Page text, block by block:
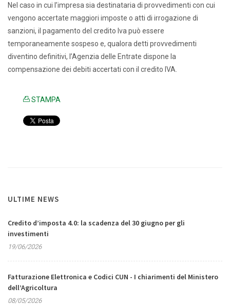
Nel caso in cui l’impresa sia destinataria di provvedimenti con cui
vengono accertate maggiori imposte o atti di irrogazione di
sanzioni, il pagamento del credito Iva può essere
temporaneamente sospeso e, qualora detti provvedimenti
diventino definitivi, l’Agenzia delle Entrate dispone la
compensazione dei debiti accertati con il credito IVA.
STAMPA
ULTIME NEWS
Credito d’imposta 4.0: la scadenza del 30 giugno per gli
investimenti
19/06/2026
Fatturazione Elettronica e Codici CUN - I chiarimenti del Ministero
dell’Agricoltura
08/05/2026